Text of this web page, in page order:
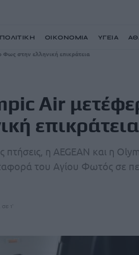
ΠΟΛΙΤΙΚΗ ΟΙΚΟΝΟΜΙΑ ΥΓΕΙΑ
στην ελληνική επικράτεια
Air
επικράτεια
πτήσεις, η AEGEAN και η
του Αγίου Φωτός σε
1'